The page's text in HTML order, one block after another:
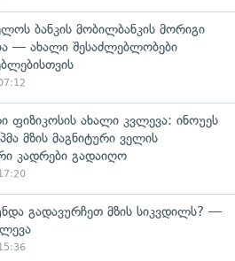
ბანკის მობილბანკის მორიგი
— ახალი შესაძლებლობები
ფიზიკოსის ახალი კვლევა: ინოუეს
მზის მაგნიტური ველის
კადრები გადაიღო
გადავურჩეთ მზის სიკვდილს? —